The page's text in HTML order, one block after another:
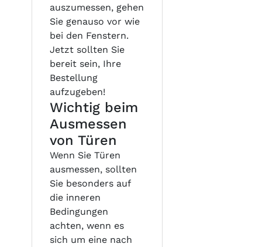
auszumessen, gehen
Sie genauso vor wie
bei den Fenstern.
Jetzt sollten Sie
bereit sein, Ihre
Bestellung
aufzugeben!
Wichtig beim
Ausmessen
von Türen
Wenn Sie Türen
ausmessen, sollten
Sie besonders auf
die inneren
Bedingungen
achten, wenn es
sich um eine nach